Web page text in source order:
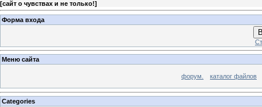
[сайт о чувствах и не только!]
Форма входа
Меню сайта
форум. каталог файлов
Categories